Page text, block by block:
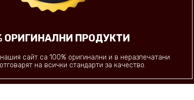
ОРИГИНАЛНИ ПРОДУКТИ
сайт ca 100% оригинални и в неразпечатани
на всички стандарти за качество.